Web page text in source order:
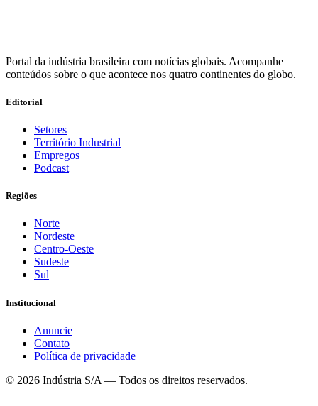
Portal da indústria brasileira com notícias globais. Acompanhe
conteúdos sobre o que acontece nos quatro continentes do globo.
Editorial
Setores
Território Industrial
Empregos
Podcast
Regiões
Norte
Nordeste
Centro-Oeste
Sudeste
Sul
Institucional
Anuncie
Contato
Política de privacidade
© 2026 Indústria S/A — Todos os direitos reservados.